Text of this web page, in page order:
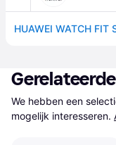
We hebben een
mogelijk interesseren.